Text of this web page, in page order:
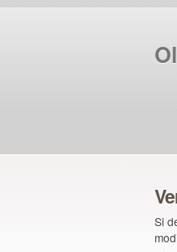
Si